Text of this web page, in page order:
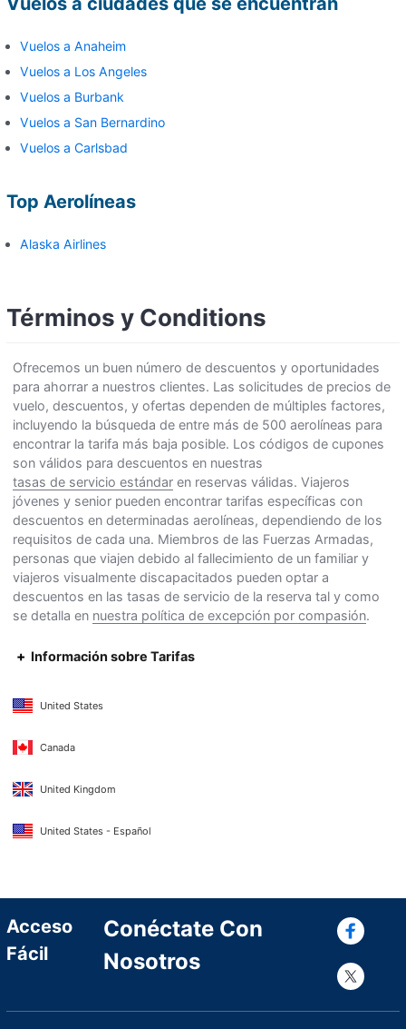
Vuelos a Anaheim
Vuelos a Los Angeles
Vuelos a Burbank
Vuelos a San Bernardino
Vuelos a Carlsbad
Top Aerolíneas
Alaska Airlines
Términos y Conditions
Ofrecemos un buen número de descuentos y oportunidades
para ahorrar a nuestros clientes. Las solicitudes de precios de
vuelo, descuentos, y ofertas dependen de múltiples factores,
incluyendo la búsqueda de entre más de 500 aerolíneas para
encontrar la tarifa más baja posible. Los códigos de cupones
son válidos para descuentos en nuestras
tasas de servicio estándar en reservas válidas. Viajeros
jóvenes y senior pueden encontrar tarifas específicas con
descuentos en determinadas aerolíneas, dependiendo de los
requisitos de cada una. Miembros de las Fuerzas Armadas,
personas que viajen debido al fallecimiento de un familiar y
viajeros visualmente discapacitados pueden optar a
descuentos en las tasas de servicio de la reserva tal y como
se detalla en nuestra política de excepción por compasión.
Información sobre Tarifas
United States
Canada
United Kingdom
United States - Español
Acceso
Fácil
Conéctate Con
Nosotros